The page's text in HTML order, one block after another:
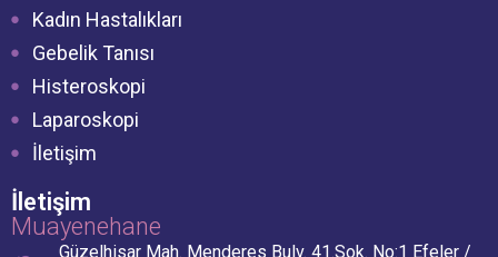
Kadın Hastalıkları
Gebelik Tanısı
Histeroskopi
Laparoskopi
İletişim
İletişim
Muayenehane
Güzelhisar Mah. Menderes Bulv. 41.Sok. No:1 Efeler /